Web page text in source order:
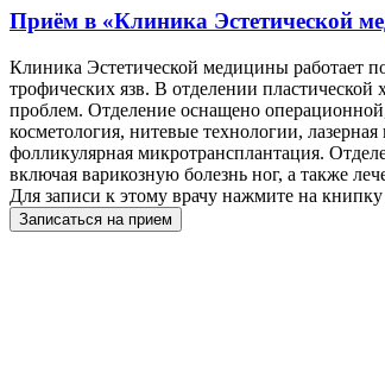
Приём в «Клиника Эстетической
Клиника Эстетической медицины работает
трофических язв. В отделении
проблем. Отделение оснащено
косметология, нитевые технологии,
фолликулярная микротрансплантация.
включая варикозную болезнь ног, а также
Для записи к этому врачу нажмите на
Записаться на прием